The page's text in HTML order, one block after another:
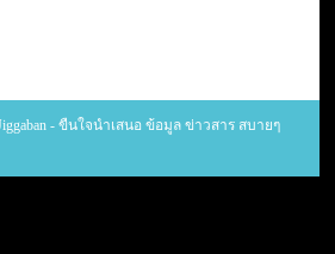
- ขืนใจนำเสนอ ข้อมูล ข่าวสาร สบายๆ